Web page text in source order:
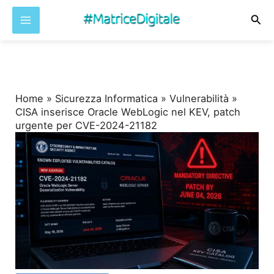
Home » Sicurezza Informatica »Vulnerabilità »
CISA inserisce Oracle WebLogic nel KEV, patch
urgente per CVE-2024-21182